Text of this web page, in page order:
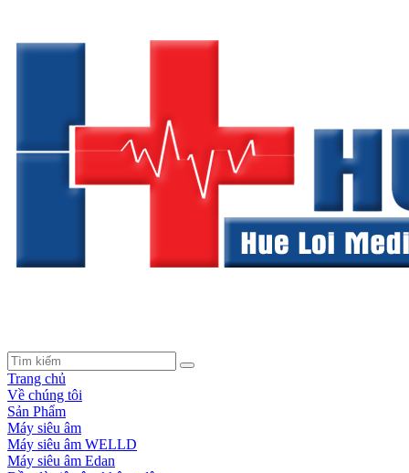
Trang chủ
Về chúng tôi
Sản Phẩm
Máy siêu âm
Máy siêu âm WELLD
Máy siêu âm Edan